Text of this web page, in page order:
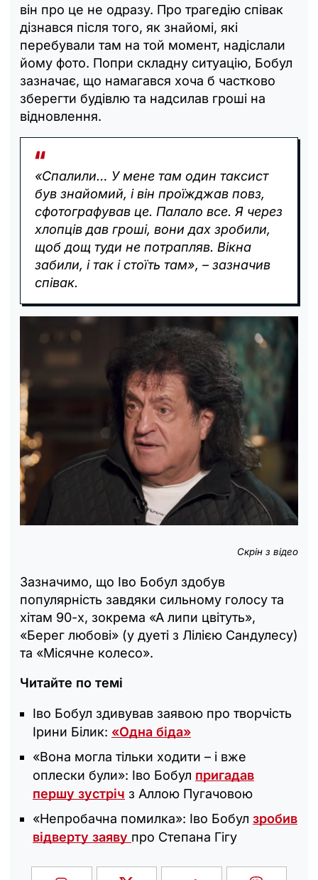
він про це не одразу. Про трагедію співак
дізнався після того, як знайомі, які
перебували там на той момент, надіслали
йому фото. Попри складну ситуацію, Бобул
зазначає, що намагався хоча б частково
зберегти будівлю та надсилав гроші на
відновлення.
«Спалили… У мене там один таксист
був знайомий, і він проїжджав повз,
сфотографував це. Палало все. Я через
хлопців дав гроші, вони дах зробили,
щоб дощ туди не потрапляв. Вікна
забили, і так і стоїть там», – зазначив
співак.
Скрін з відео
Зазначимо, що Іво Бобул здобув
популярність завдяки сильному голосу та
хітам 90-х, зокрема «А липи цвітуть»,
«Берег любові» (у дуеті з Лілією Сандулесу)
та «Місячне колесо».
Читайте по темі
Іво Бобул здивував заявою про творчість
Ірини Білик: «‎Одна біда‎»
«Вона могла тільки ходити – і вже
оплески були»: Іво Бобул пригадав
першу зустріч з Аллою Пугачовою
«Непробачна помилка»: Іво Бобул зробив
відверту заяву про Степана Гігу